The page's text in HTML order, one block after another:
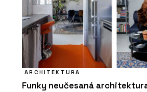
ARCHITEKTURA
Funky neučesaná